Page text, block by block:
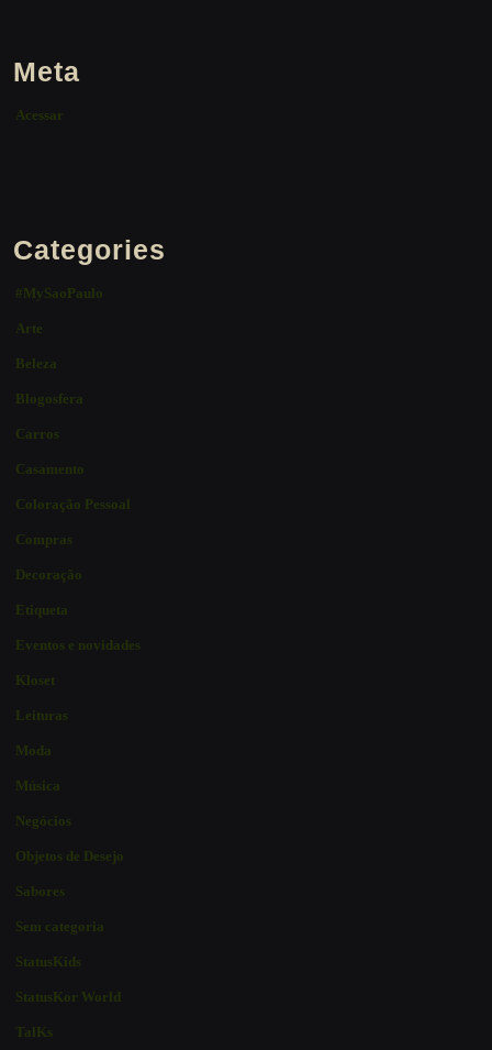
Meta
Acessar
Categories
#MySaoPaulo
Arte
Beleza
Blogosfera
Carros
Casamento
Coloração Pessoal
Compras
Decoração
Etiqueta
Eventos e novidades
Kloset
Leituras
Moda
Música
Negócios
Objetos de Desejo
Sabores
Sem categoria
StatusKids
StatusKor World
TalKs